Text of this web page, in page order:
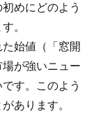
めにどのよう
。
始値（「窓開
が強いニュー
す。このよう
あります。